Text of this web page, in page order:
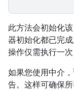
此方法会初始化
器初始化都已完
操作仅需执行一
如果您使用中介
告。这样可确保